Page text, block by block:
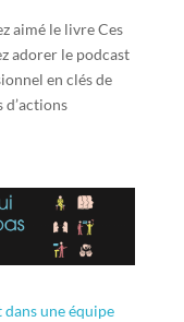
aimé le livre Ces
adorer le podcast
en clés de
d’actions
une équipe